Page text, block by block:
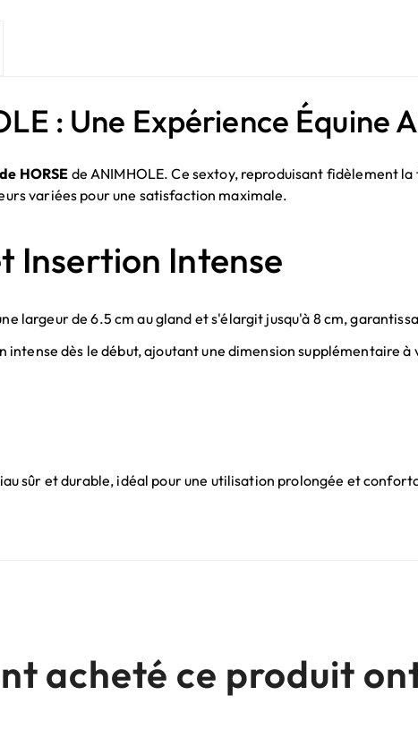
: Une Expérience Équine
HORSEde ANIMHOLE. Ce sextoy, reproduisant fidèlement
variées pour une satisfaction maximale.
Insertion Intense
largeur de 6.5 cm au gland et s'élargit jusqu'à 8 cm,
intense dès le début, ajoutant une dimension supplémentaire
sûr et durable, idéal pour une utilisation prolongée et
acheté ce produit